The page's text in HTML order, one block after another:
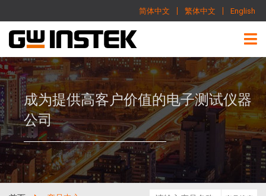
简体中文 繁体中文 English
成为提供高客户价值的电子测试仪器
公司